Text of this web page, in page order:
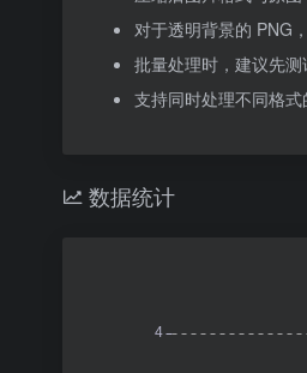
对于透明背景的 PNG
批量处理时，建议先
支持同时处理不同格
数据统计